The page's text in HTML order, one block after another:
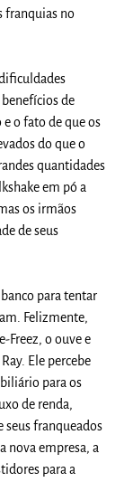
franquias no
de
o fato de que os
do que o
quantidades
em pó a
os irmãos
de seus
para tentar
Felizmente,
Freez, o ouve e
Ele percebe
para os
de renda,
franqueados
nova empresa, a
para a